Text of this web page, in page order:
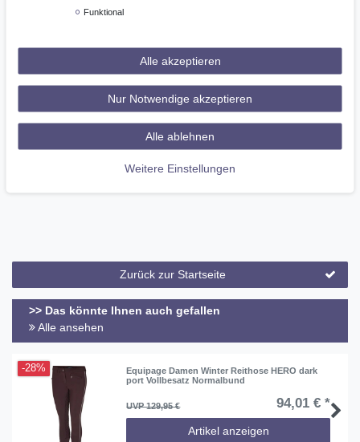
Softshell-Jacke mit abnehmbarer Kapuze und Lasercut-
EinsätzenWind- und wasserabweisend
Bi-elastischLeicht
Zurück zur Startseite
>> Das könnte Ihnen auch gefallen
Alle ansehen
-28%
Equipage Damen Winter Reithose HERO dark
port Vollbesatz Normalbund
UVP 129,95 € 94,01 € *
Artikel anzeigen
Funktional
Alle akzeptieren
Nur Notwendige akzeptieren
Alle ablehnen
Weitere Einstellungen